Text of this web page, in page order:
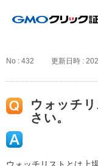
No : 432 更新日時 :
ウォッチ
さい。